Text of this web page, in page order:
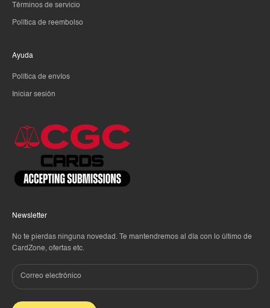
Términos de servicio
Política de reembolso
Ayuda
Política de envíos
Iniciar sesión
Newsletter
No te pierdas ninguna novedad. Te mantendremos al día con lo último de
CardZone, ofertas etc.